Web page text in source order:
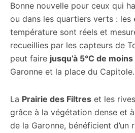
Bonne nouvelle pour ceux qui
ou dans les quartiers verts : les
température sont réels et
recueillies par les capteurs de
peut faire jusqu’à 5°C de moins
Garonne et la place du Capitole.
La Prairie des Filtres et les
grâce à la végétation dense et
de la Garonne, bénéficient d’un